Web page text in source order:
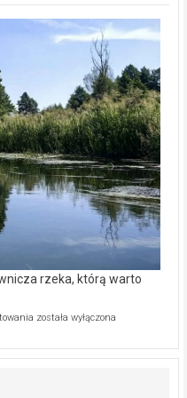
kamerą
wśród
rzeka, którą warto
Ekologiczne
–
została wyłączona